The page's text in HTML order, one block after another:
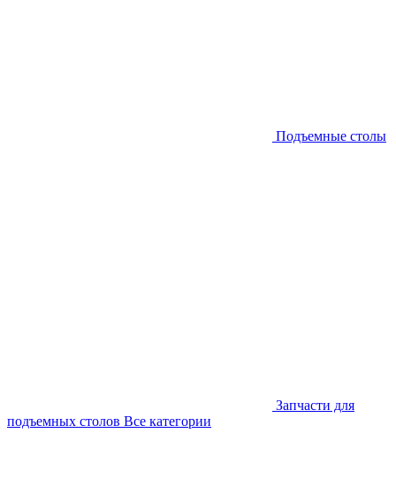
Подъемные столы
Запчасти для
подъемных столов Все категории